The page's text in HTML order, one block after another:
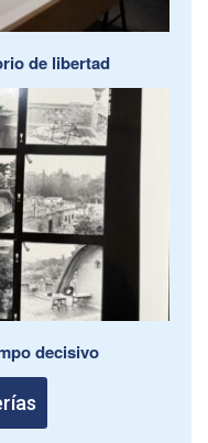
de libertad
decisivo